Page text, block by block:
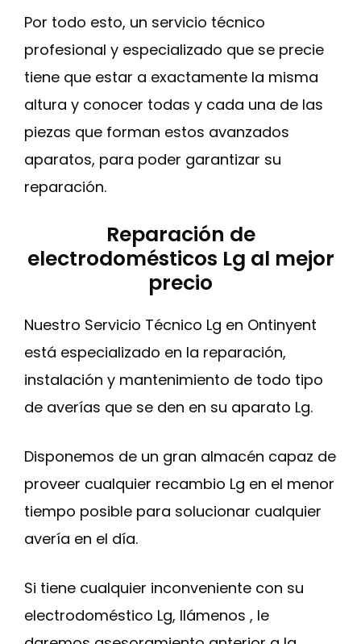
Por todo esto, un servicio técnico
profesional y especializado que se precie
tiene que estar a exactamente la misma
altura y conocer todas y cada una de las
piezas que forman estos avanzados
aparatos, para poder garantizar su
reparación.
Reparación de
electrodomésticos Lg al mejor
precio
Nuestro Servicio Técnico Lg en Ontinyent
está especializado en la reparación,
instalación y mantenimiento de todo tipo
de averías que se den en su aparato Lg.
Disponemos de un gran almacén capaz de
proveer cualquier recambio Lg en el menor
tiempo posible para solucionar cualquier
avería en el día.
Si tiene cualquier inconveniente con su
electrodoméstico Lg, llámenos , le